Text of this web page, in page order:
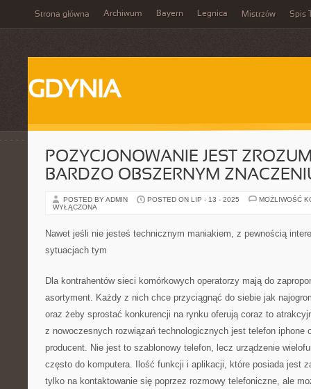
Strona główna Archiwum Bayern Legnica Mistrzów Spis
GDYNIA
POZYCJONOWANIE JEST
BARDZO OBSZERNYM
POSTED BY ADMIN POSTED ON LIP - 13 - 2025
MOŻLIWOŚĆ
WYŁĄCZONA
Nawet jeśli nie jesteś technicznym maniakiem, z pewnością
sytuacjach tym
Dla kontrahentów sieci komórkowych operatorzy mają do
asortyment. Każdy z nich chce przyciągnąć do siebie jak
oraz żeby sprostać konkurencji na rynku oferują coraz to
z nowoczesnych rozwiązań technologicznych jest telefon iphone
producent. Nie jest to szablonowy telefon, lecz urządzenie
często do komputera. Ilość funkcji i aplikacji, które posiada jest
tylko na kontaktowanie się poprzez rozmowy telefoniczne, ale